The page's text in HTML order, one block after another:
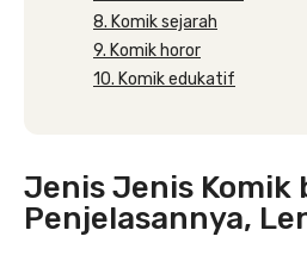
8. Komik sejarah
9. Komik horor
10. Komik edukatif
Jenis Jenis Komik
Penjelasannya,